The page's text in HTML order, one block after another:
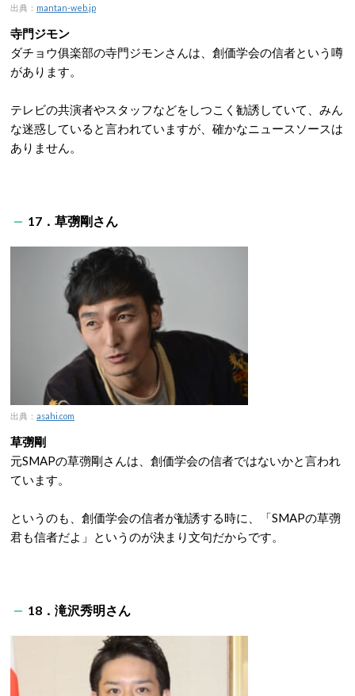
出典： mantan-web.jp
寺門ジモン
ダチョウ俱楽部の寺門ジモンさんは、創価学会の信者という噂
があります。
テレビの共演者やスタッフなどをしつこく勧誘していて、みん
な迷惑していると言われていますが、確かなニュースソースは
ありません。
17．草彅剛さん
出典： asahi.com
草彅剛
元SMAPの草彅剛さんは、創価学会の信者ではないかと言われ
ています。
というのも、創価学会の信者が勧誘する時に、「SMAPの草彅
君も信者だよ」というのが決まり文句だからです。
18．滝沢秀明さん